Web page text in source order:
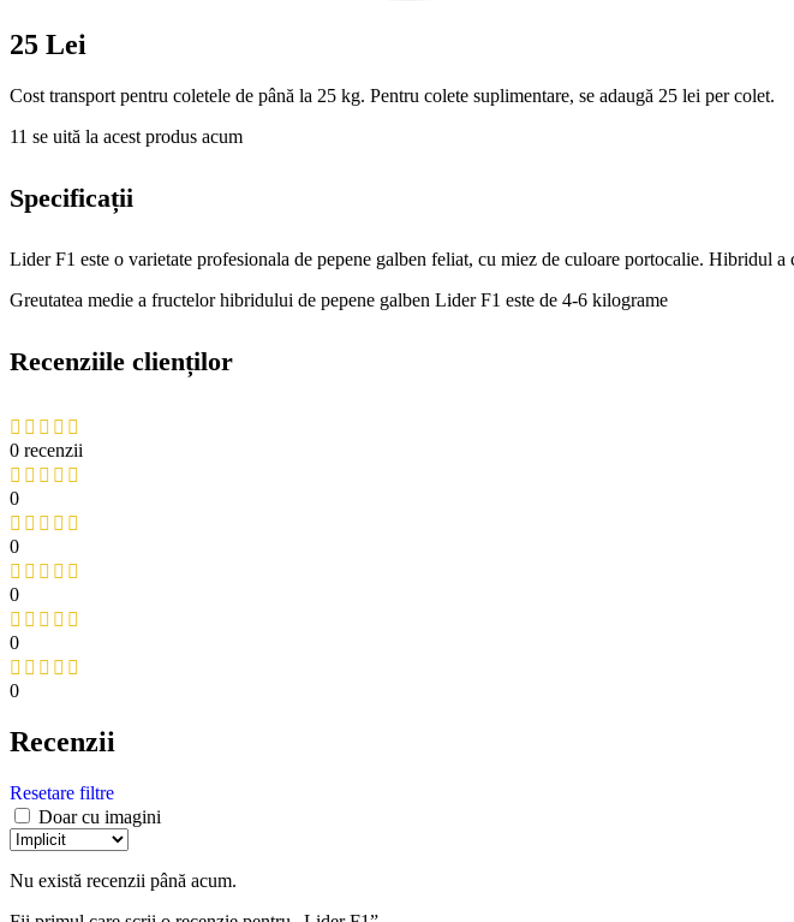
25 Lei
Cost transport pentru coletele de până la 25 kg. Pentru colete suplimentare, se adaugă 25 lei per colet.
11 se uită la acest produs acum
Specificații
Lider F1 este o varietate profesionala de pepene galben feliat, cu miez de culoare portocalie. Hibridul
Greutatea medie a fructelor hibridului de pepene galben Lider F1 este de 4-6 kilograme
Recenziile clienților
0 recenzii
0
0
0
0
0
Recenzii
Resetare filtre
Doar cu imagini
Nu există recenzii până acum.